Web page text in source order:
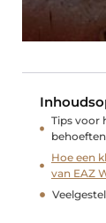
Tips voor
behoeften
Hoe een
van EAZ